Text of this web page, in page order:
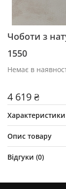
Чоботи з
1550
Немає в
4 619 ₴
Характеристики
Опис товару
Відгуки (0)